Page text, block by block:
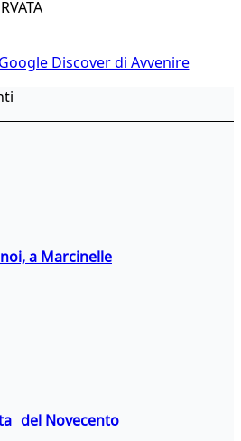
Discover di Avvenire
a Marcinelle
del Novecento